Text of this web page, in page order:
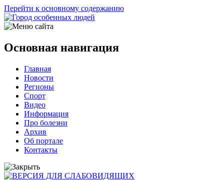
Перейти к основному содержанию
Основная навигация
Главная
Новости
Регионы
Спорт
Видео
Информация
Про болезни
Архив
Об портале
Контакты